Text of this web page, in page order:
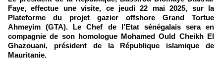
Faye, effectue une visite, ce jeudi 22 mai 2025, sur la
Plateforme du projet gazier offshore Grand Tortue
Ahmeyim (GTA). Le Chef de l’Etat sénégalais sera en
compagnie de son homologue Mohamed Ould Cheikh El
Ghazouani, président de la République islamique de
Mauritanie.